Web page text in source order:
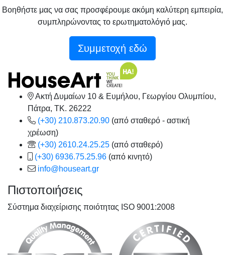
Βοηθήστε μας να σας προσφέρουμε ακόμη καλύτερη εμπειρία,
συμπληρώνοντας το ερωτηματολόγιό μας.
Συμμετοχή εδώ
Ακτή Δυμαίων 10 & Ευμήλου, Γεωργίου Ολυμπίου,
Πάτρα, TK. 26222
(+30) 210.873.20.90 (από σταθερό - αστική
χρέωση)
(+30) 2610.24.25.25 (από σταθερό)
(+30) 6936.75.25.96 (από κινητό)
info@houseart.gr
Πιστοποιήσεις
Σύστημα διαχείρισης ποιότητας ISO 9001:2008